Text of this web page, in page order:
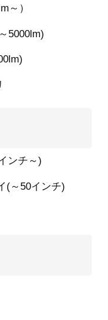
～）
5000lm)
ンチ～)
(～50インチ)